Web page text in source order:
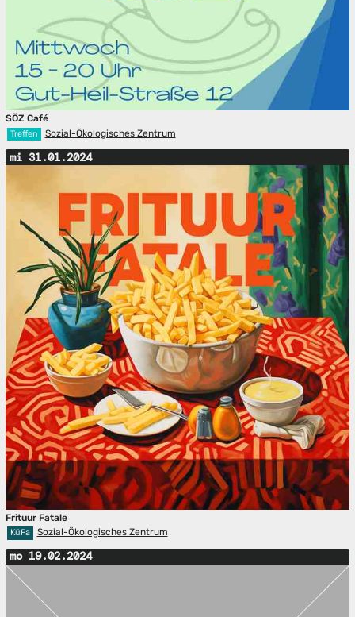
SÖZ Café
Treffen Sozial-Ökologisches Zentrum
mi 31.01.2024
Frituur Fatale
KüFa Sozial-Ökologisches Zentrum
mo 19.02.2024